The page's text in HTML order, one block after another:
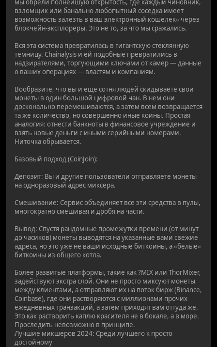
взломщик или банально любопытный соседка имеет
возможность залезть в ваш электронный кошелек» через
блокчейн-эксплореры. Это не то, за что мы сражались.
Вся эта система превратилась в гигантскую стеклянную
темницу. Chainalysis и ей подобные превратились в
надзирателями, торгующими ключами от камер — данные
о ваших операциях — властям и компаниям.
Вообразите, что вы и еще сотня людей скидываете свои
монеты в один большой цифровой чан. В нем они
досконально перемешиваются, а затем всем возвращается
та же количество, но совершенно иные коины. Простая
аналогия: отнести банкноты в финансовое учреждение и
взять новые деньги с иными серийными номерами.
Ниточка обрывается.
Базовый подход (CoinJoin):
Депозит: Вы и другие пользователи отправляете монеты
на одноразовый адрес миксера.
Смешивание: Сервис объединяет все эти средства в пулы,
многократно смешивая и дробя на части.
Вывод: Спустя рандомные промежутки времени (от минут
до часиков) монеты выводятся на указанные вами свежие
адреса, но это уже не ваши исходные биткоины, а «белые»
биткоины из общего котла.
Более развитые платформы, такие как ?MIX или ThorMixer,
задействуют экстра слой. Они не просто миксуют монеты
между клиентами, а отправляют их на поток бирж (Binance,
Coinbase), где они растворяются с миллионами прочих
ежедневных транзакций, а затем приходят вам оттуда же.
Это как растворить каплю красителя не в бокале, а в море.
Проследить невозможно в принципе.
Лучшие микшеров 2024: Среди лучшего к просто
достойному